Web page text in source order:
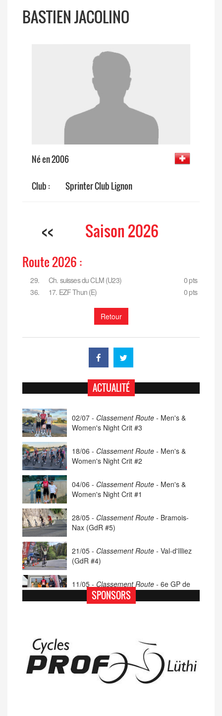
BASTIEN JACOLINO
Né en 2006
Club : Sprinter Club Lignon
<< Saison 2026
Route 2026 :
29. Ch. suisses du CLM (U23)
0 pts
36.
17. EZF Thun (E) 0 pts
Retour
ACTUALITÉ
02/07 - Classement Route - Men's &
Women's Night Crit #3
18/06 - Classement Route - Men's &
Women's Night Crit #2
04/06 - Classement Route - Men's &
Women's Night Crit #1
28/05 - Classement Route - Bramois-
Nax (GdR #5)
21/05 - Classement Route - Val-d'Illiez
(GdR #4)
11/05 - Classement Route - 6e GP de
Porsel (TdC #4)
Classement Route -
Moléson (TdC #3)
Photos -
Les photos du 5e GP
SPONSORS